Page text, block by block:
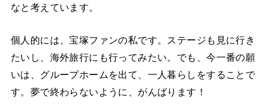
なと考えています。
個人的には、宝塚ファンの私です。ステージも見に行き
たいし、海外旅行にも行ってみたい。でも、今一番の願
いは、グループホームを出て、一人暮らしをすることで
す。夢で終わらないように、がんばります！